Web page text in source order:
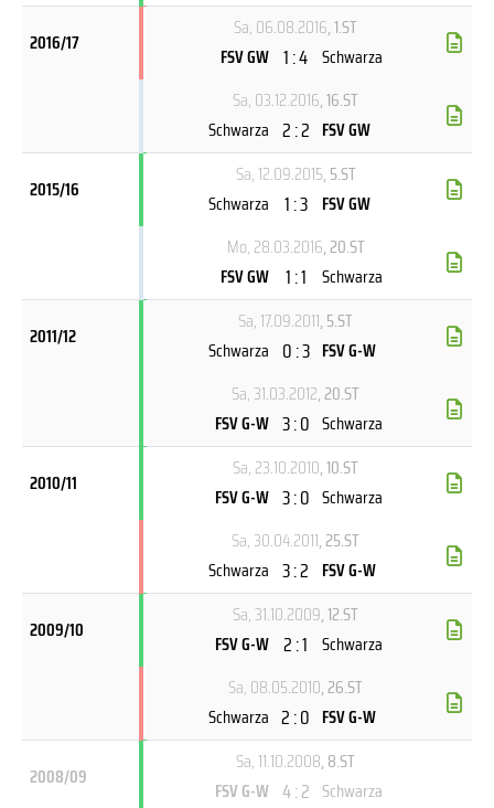
2016/17
Sa, 06.08.2016, 1.ST
FSV GW 1 : 4 Schwarza
Sa, 03.12.2016, 16.ST
Schwarza 2 : 2 FSV GW
2015/16
Sa, 12.09.2015, 5.ST
Schwarza 1 : 3 FSV GW
Mo, 28.03.2016, 20.ST
FSV GW 1 : 1 Schwarza
2011/12
Sa, 17.09.2011, 5.ST
Schwarza 0 : 3 FSV G-W
Sa, 31.03.2012, 20.ST
FSV G-W 3 : 0 Schwarza
2010/11
Sa, 23.10.2010, 10.ST
FSV G-W 3 : 0 Schwarza
Sa, 30.04.2011, 25.ST
Schwarza 3 : 2 FSV G-W
2009/10
Sa, 31.10.2009, 12.ST
FSV G-W 2 : 1 Schwarza
Sa, 08.05.2010, 26.ST
Schwarza 2 : 0 FSV G-W
2008/09
Sa, 11.10.2008, 8.ST
FSV G-W 4 : 2 Schwarza